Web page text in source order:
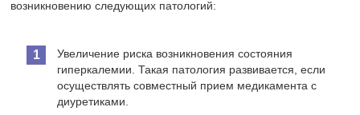
возникновению следующих патологий:
Увеличение риска возникновения состояния
гиперкалемии. Такая патология развивается, если
осуществлять совместный прием медикамента с
диуретиками.